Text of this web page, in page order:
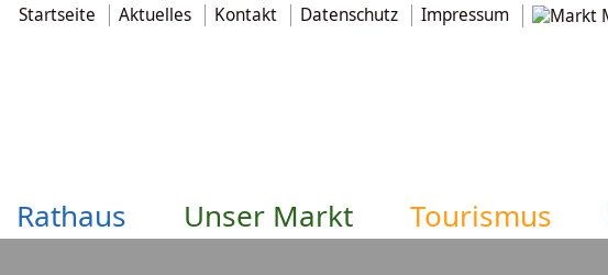
Startseite Aktuelles Kontakt Datenschutz Impressum
Rathaus Unser Markt Tourismus